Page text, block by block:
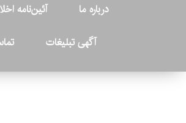
درباره ما
آئین‌نامه
آگهی تبلیغات